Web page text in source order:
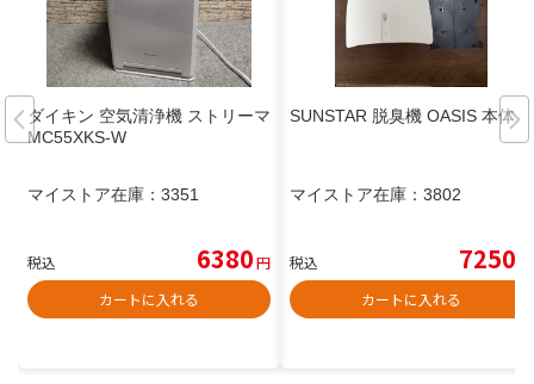
ダイキン 空気清浄機 ストリーマ
MC55XKS-W
マイストア在庫： 3351
税込 6380円
カートに入れる
SUNSTAR 脱臭機 OASIS 本体
マイストア在庫： 3802
税込 7250
カートに入れる